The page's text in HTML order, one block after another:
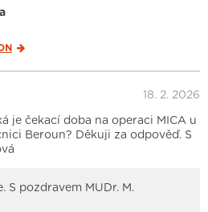
18. 2. 2026
je čekací doba na operaci MICA u
Beroun? Děkuji za odpověď. S
S pozdravem MUDr. M.